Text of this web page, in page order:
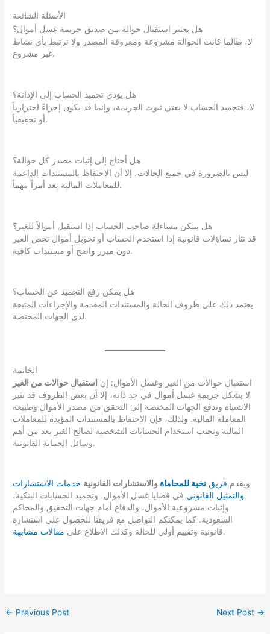
الأسئلة الشائعة
هل يعتبر استقبال حوالة من صديق جريمة غسل أموال؟
لا، طالما كانت الحوالة مشروعة ومعروفة المصدر ولا ترتبط بأي نشاط
غير مشروع.
هل يؤدي تجميد الحساب إلى الإدانة؟
لا، فتجميد الحساب لا يعني ثبوت الجريمة، وإنما قد يكون إجراءً احترازياً
أو تحقيقياً.
هل أحتاج إلى إثبات مصدر كل حوالة؟
ليس بالضرورة في جميع الحالات، إلا أن الاحتفاظ بالمستندات الداعمة
للمعاملات المالية يعد أمراً مهماً.
هل يمكن مساءلة صاحب الحساب إذا استقبل أموالاً للغير؟
قد تثار تساؤلات قانونية إذا استخدم الحساب أو تحويل أموال تخص الغير
دون مبرر واضح أو مستندات كافية.
هل يمكن رفع التجميد عن الحساب؟
يعتمد ذلك على ظروف الحالة والمستندات المقدمة والإجراءات المتبعة
لدى الجهات المختصة.
الخاتمة
استقبال حوالات من الغير وغسل الأموال: إن
استقبال حوالات من الغير
لا يشكل جريمة غسل أموال في حد ذاته، إلا أن بعض الظروف قد تثير
الاشتباه وتدفع الجهات المختصة إلى التحقق من مصدر الأموال وطبيعة
المعاملة المالية. ولذلك، فإن الاحتفاظ بالمستندات المؤيدة للمعاملات
المالية وتجنب استخدام الحسابات الشخصية لصالح الغير يعد من أهم
وسائل الحماية القانونية.
ويقدم فريق نخبة للمحاماة والاستشارات القانونية خدمات الاستشارات
والتمثيل القانوني في قضايا غسل الأموال، وتجميد الحسابات البنكية،
وإثبات مشروعية الأموال، والدفاع أمام جهات التحقيق والمحاكم
السعودية. كما يمكنكم التواصل مع فريقنا للحصول على استشارة
قانونية وتقييم أولي للحالة وكذلك الاطلاع على مقالات مشابهة .
← Previous Post Next Post →